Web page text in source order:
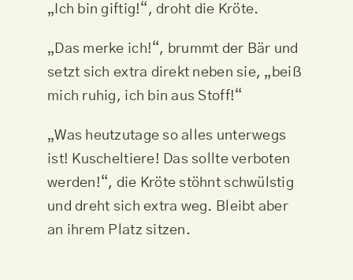
„Ich bin giftig!“, droht die Kröte.
„Das merke ich!“, brummt der Bär und
setzt sich extra direkt neben sie, „beiß
mich ruhig, ich bin aus Stoff!“
„Was heutzutage so alles unterwegs
ist! Kuscheltiere! Das sollte verboten
werden!“, die Kröte stöhnt schwülstig
und dreht sich extra weg. Bleibt aber
an ihrem Platz sitzen.